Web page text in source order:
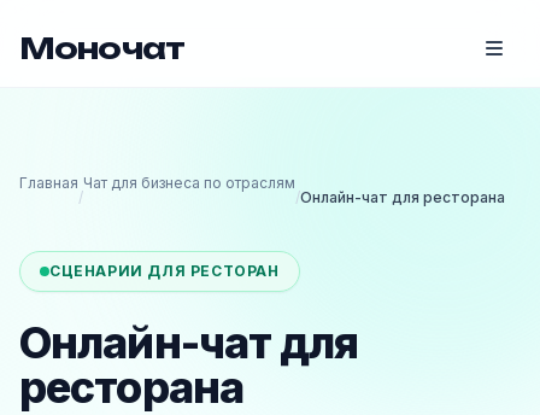
Моночат
Главная
/
Чат для бизнеса по отраслям
/Онлайн-чат для ресторана
СЦЕНАРИИ ДЛЯ РЕСТОРАН
Онлайн-чат для
ресторана